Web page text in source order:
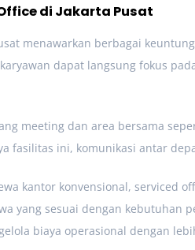
di Jakarta Pusat
menawarkan berbagai
dapat langsung fokus
meeting dan area bersama
fasilitas ini, komunikasi antar
kantor konvensional, serviced
yang sesuai dengan kebutuhan
biaya operasional dengan